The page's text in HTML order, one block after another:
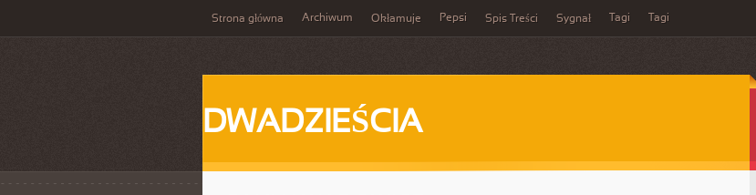
Strona główna Archiwum Okłamuje Pepsi Spis Treści Sygnał Tagi Tagi
DWADZIEŚCIA